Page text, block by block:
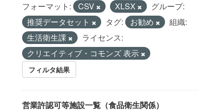
フォーマット: CSV XLSX
グループ:
推奨データセット
タグ: お勧め
組織:
生活衛生課
ライセンス:
クリエイティブ・コモンズ 表示
フィルタ結果
営業許認可等施設一覧（食品衛生関係）